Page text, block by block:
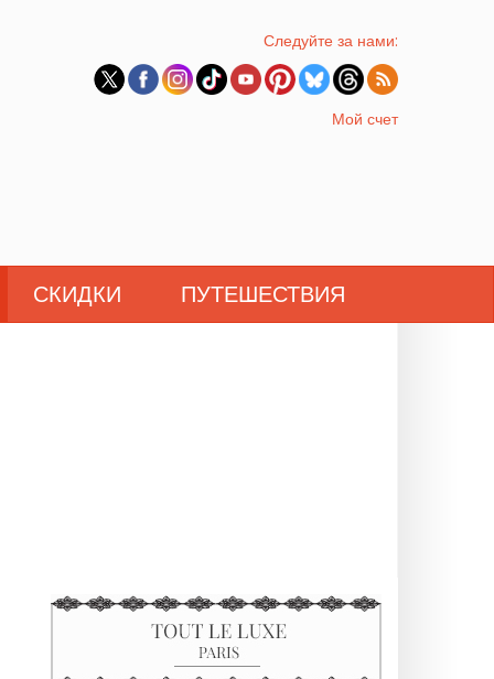
Следуйте за нами:
Мой счет
СКИДКИ ПУТЕШЕСТВИЯ